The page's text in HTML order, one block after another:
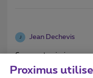
J Jean Dechevis
Comment puis-je vous
merci pour votre aide 😊
Proximus